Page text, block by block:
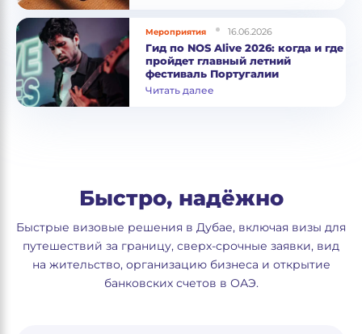
Мероприятия 16.06.2026
Гид по NOS Alive 2026: когда и где
пройдет главный летний
фестиваль Португалии
Читать далее
Быстро, надёжно
Быстрые визовые решения в Дубае, включая визы для
путешествий за границу, сверх-срочные заявки, вид
на жительство, организацию бизнеса и открытие
банковских счетов в ОАЭ.